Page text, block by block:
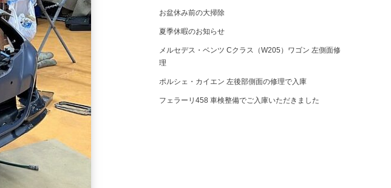
お盆休み前の大掃除
夏季休暇のお知らせ
メルセデス・ベンツ Cクラス（W205）ワゴン 左側面修
理
ポルシェ・カイエン 左後部側面の修理で入庫
フェラーリ458 車検整備でご入庫いただきました